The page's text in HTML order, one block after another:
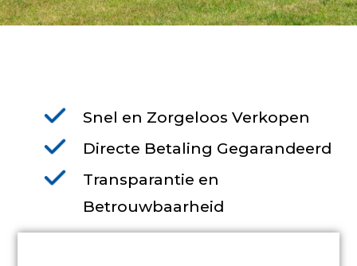
Snel en Zorgeloos Verkopen
Directe Betaling Gegarandeerd
Transparantie en
Betrouwbaarheid